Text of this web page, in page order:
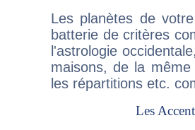
Les planètes de
batterie de critères
l'astrologie
maisons, de la
les répartitions etc.